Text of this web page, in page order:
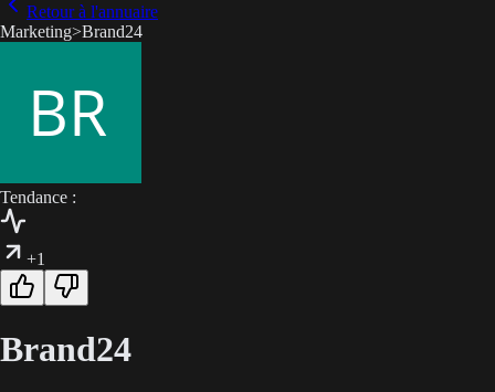
Retour à l'annuaire
Marketing>Brand24
Tendance :
+1
Brand24